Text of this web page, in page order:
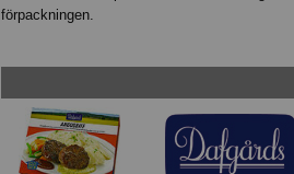
förpackningen.